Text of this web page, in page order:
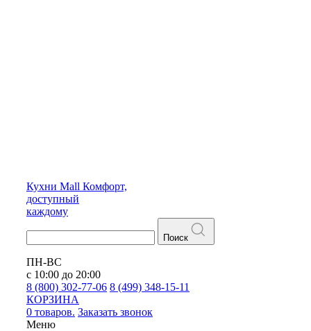
Кухни Mall Комфорт,
доступный
каждому
Поиск
ПН-ВС
с 10:00 до 20:00
8 (800) 302-77-06 8 (499) 348-15-11
КОРЗИНА
0 товаров. Заказать звонок
Меню